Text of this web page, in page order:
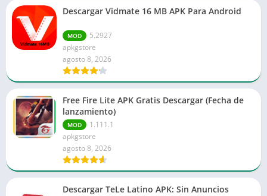
Descargar Vidmate 16 MB APK Para Android
MOD
5.2927
apkgstore
agosto 8, 2026
Free Fire Lite APK Gratis Descargar (Fecha de
lanzamiento)
MOD
1.111.1
apkgstore
agosto 8, 2026
Descargar TeLe Latino APK: Sin Anuncios